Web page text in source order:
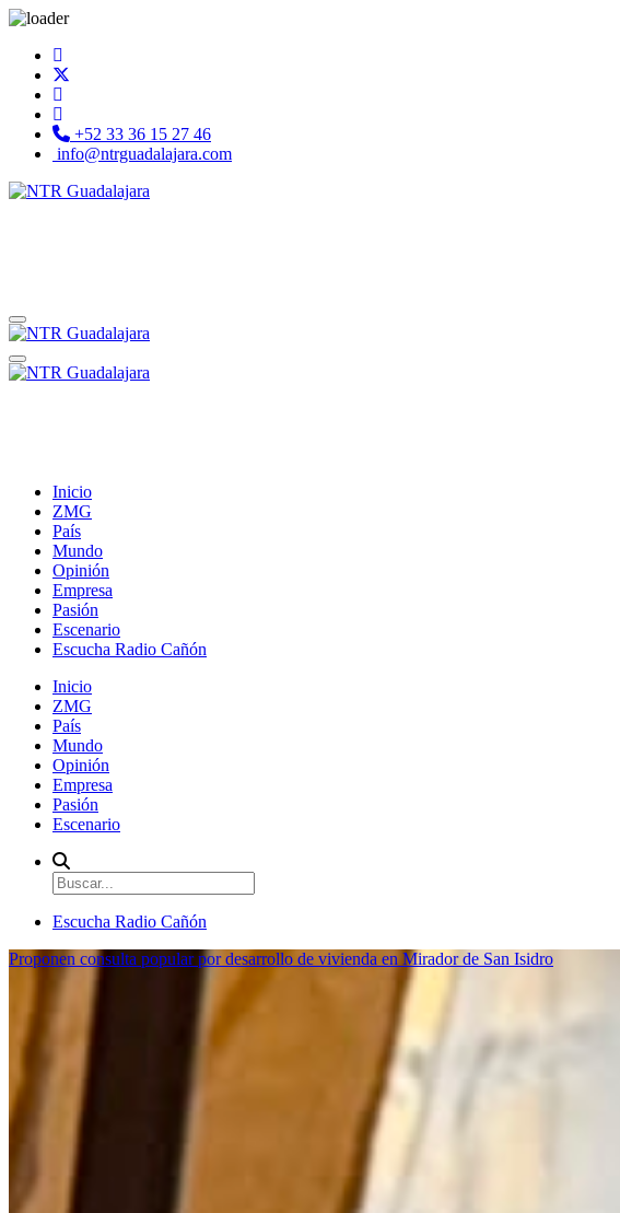
+52 33 36 15 27 46
info@ntrguadalajara.com
Inicio
ZMG
País
Mundo
Opinión
Empresa
Pasión
Escenario
Escucha Radio Cañón
Inicio
ZMG
País
Mundo
Opinión
Empresa
Pasión
Escenario
Escucha Radio Cañón
Proponen consulta popular por desarrollo de vivienda en Mirador de San Isidro